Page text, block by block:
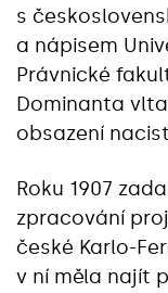
s
a nápisem
Právnické
Dominanta
obsazení
Roku 1907
zpracování
české Karlo-
v ní měla najít